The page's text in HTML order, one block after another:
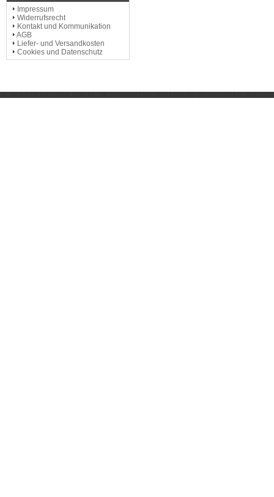
Impressum
Widerrufsrecht
Kontakt und Kommunikation
AGB
Liefer- und Versandkosten
Cookies und Datenschutz